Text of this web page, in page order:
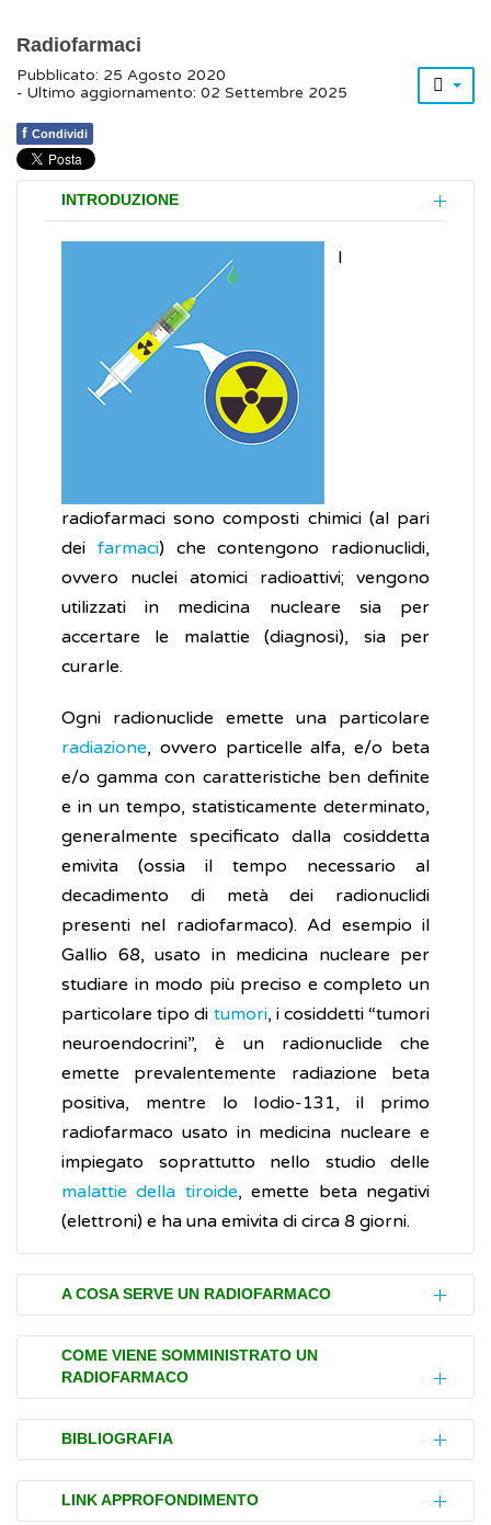
Radiofarmaci
Pubblicato: 25 Agosto 2020
- Ultimo aggiornamento: 02 Settembre 2025
f Condividi
INTRODUZIONE
I
radiofarmaci sono composti chimici (al pari
dei farmaci) che contengono radionuclidi,
ovvero nuclei atomici radioattivi; vengono
utilizzati in medicina nucleare sia per
accertare le malattie (diagnosi), sia per
curarle.
Ogni radionuclide emette una particolare
radiazione, ovvero particelle alfa, e/o beta
e/o gamma con caratteristiche ben definite
e in un tempo, statisticamente determinato,
generalmente specificato dalla cosiddetta
emivita (ossia il tempo necessario al
decadimento di metà dei radionuclidi
presenti nel radiofarmaco). Ad esempio il
Gallio 68, usato in medicina nucleare per
studiare in modo più preciso e completo un
particolare tipo di tumori, i cosiddetti “tumori
neuroendocrini”, è un radionuclide che
emette prevalentemente radiazione beta
positiva, mentre lo Iodio-131, il primo
radiofarmaco usato in medicina nucleare e
impiegato soprattutto nello studio delle
malattie della tiroide, emette beta negativi
(elettroni) e ha una emivita di circa 8 giorni.
A COSA SERVE UN RADIOFARMACO
Un radiofarmaco è costituito da due
componenti: una molecola biologica e una
composta da uno o più radionuclidi, mentre
trasportare la componente radioattiva,
COME VIENE SOMMINISTRATO UN
RADIOFARMACO
I radiofarmaci possono essere somministrati
per bocca, per endovena, attraverso il
peritoneo o per via locale. Per i trattamenti
BIBLIOGRAFIA
Associazione Italiana Medicina Nucleare
LINK APPROFONDIMENTO